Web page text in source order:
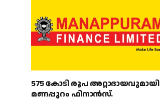
575 കോടി രൂപ അറ്റാദായവുമായി
മണപ്പുറം ഫിനാൻസ്.